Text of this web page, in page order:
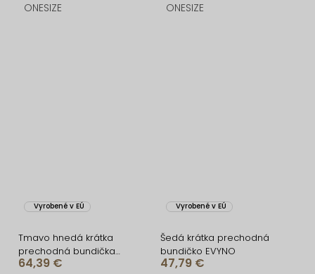
ONESIZE ONESIZE
Vyrobené v EÚ
Tmavo hnedá krátka
prechodná bundička
bomber NOMURIA
64,39 €
Vyrobené v EÚ
Šedá krátka prechodná
bundičko EVYNO
47,79 €